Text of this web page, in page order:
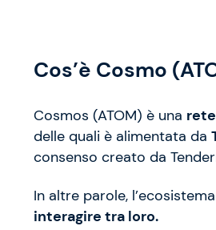
Cos’è Cosmo
Cosmos (ATOM) è una
delle quali è alimentata da
consenso creato da
In altre parole,
interagire tra loro.